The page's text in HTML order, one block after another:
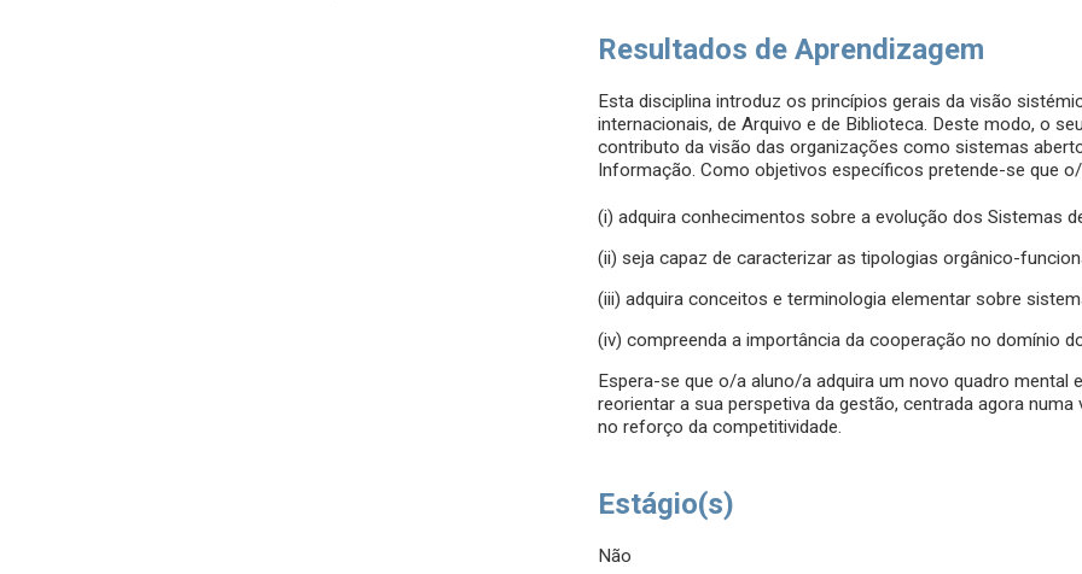
Resultados de Aprendizagem
Esta disciplina introduz os princípios gerais da visão
internacionais, de Arquivo e de Biblioteca. Deste modo, o
contributo da visão das organizações como sistemas
Informação. Como objetivos específicos pretende-se que
(i) adquira conhecimentos sobre a evolução dos Sistemas
(ii) seja capaz de caracterizar as tipologias orgânico-
(iii) adquira conceitos e terminologia elementar sobre
(iv) compreenda a importância da cooperação no domínio
Espera-se que o/a aluno/a adquira um novo quadro mental
reorientar a sua perspetiva da gestão, centrada agora
no reforço da competitividade.
Estágio(s)
Não